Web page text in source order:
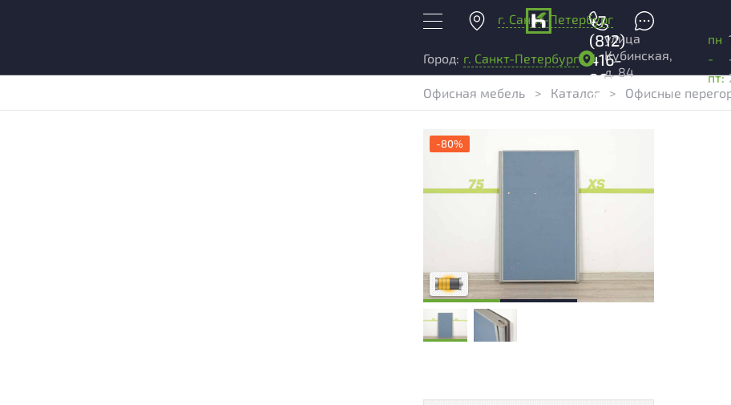
г. Санкт-Петербург
+7
(812)
416-
96-
99
Город: г. Санкт-Петербург
улица
Кубинская,
д. 84
пн
-
пт:
Офисная мебель > Каталог > Офисные
-80%
Удовлетворительный износ